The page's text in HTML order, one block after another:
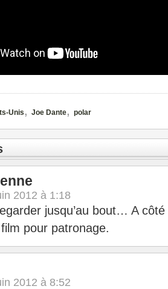
Unis , Joe Dante, polar
2012 à 1:18
jusqu’au bout… A
pour patronage.
2012 à 8:52